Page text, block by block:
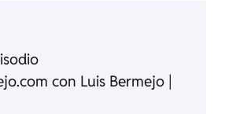
con Luis Bermejo |